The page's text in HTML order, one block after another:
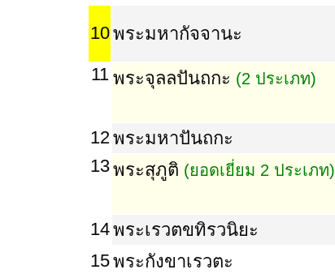
10พระมหากัจจานะ
11 พระจุลลปันถกะ (2 ประเภท)
12พระมหาปันถกะ
13พระสุภูติ (ยอดเยี่ยม 2 ประเภท)
14พระเรวตขทิรวนิยะ
15พระกังขาเรวตะ